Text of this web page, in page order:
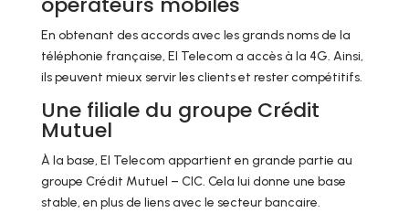
En obtenant des accords avec les grands noms de la
téléphonie française, EI Telecom a accès à la 4G. Ainsi,
ils peuvent mieux servir les clients et rester compétitifs.
Une filiale du groupe Crédit
Mutuel
À la base, EI Telecom appartient en grande partie au
groupe Crédit Mutuel – CIC. Cela lui donne une base
stable, en plus de liens avec le secteur bancaire.